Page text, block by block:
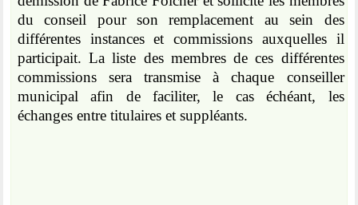
du conseil pour son remplacement au sein des
différentes instances et commissions auxquelles il
participait. La liste des membres de ces différentes
commissions sera transmise à chaque conseiller
municipal afin de faciliter, le cas échéant, les
échanges entre titulaires et suppléants.